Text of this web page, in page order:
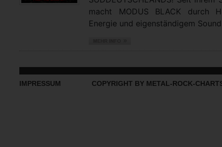
macht MODUS BLACK durch
Energie und eigenständigem
IMPRESSUM COPYRIGHT BY METAL-ROCK-